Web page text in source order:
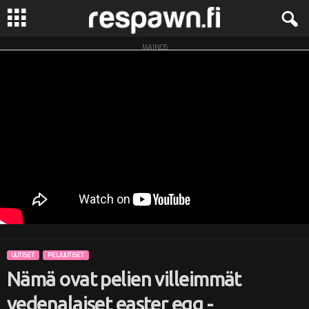
R
w
MAINOS
UUTISET PELIUUTISET
Nämä ovat pelien villeimmät
vedenalaiset easter egg -